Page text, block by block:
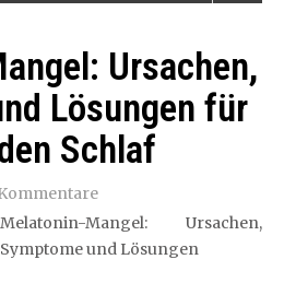
Ursachen,
Lösungen für
Schlaf
Melatonin-Mangel: Ursachen,
Symptome und Lösungen